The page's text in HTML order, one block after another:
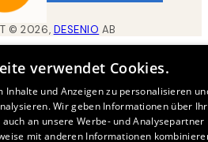
©2026, DESENIO AB
verwendet Cookies.
Inhalte und Anzeigen zu personalisieren
Wir geben Informationen über
an unsere Werbe- und Analysepartner
mit anderen Informationen